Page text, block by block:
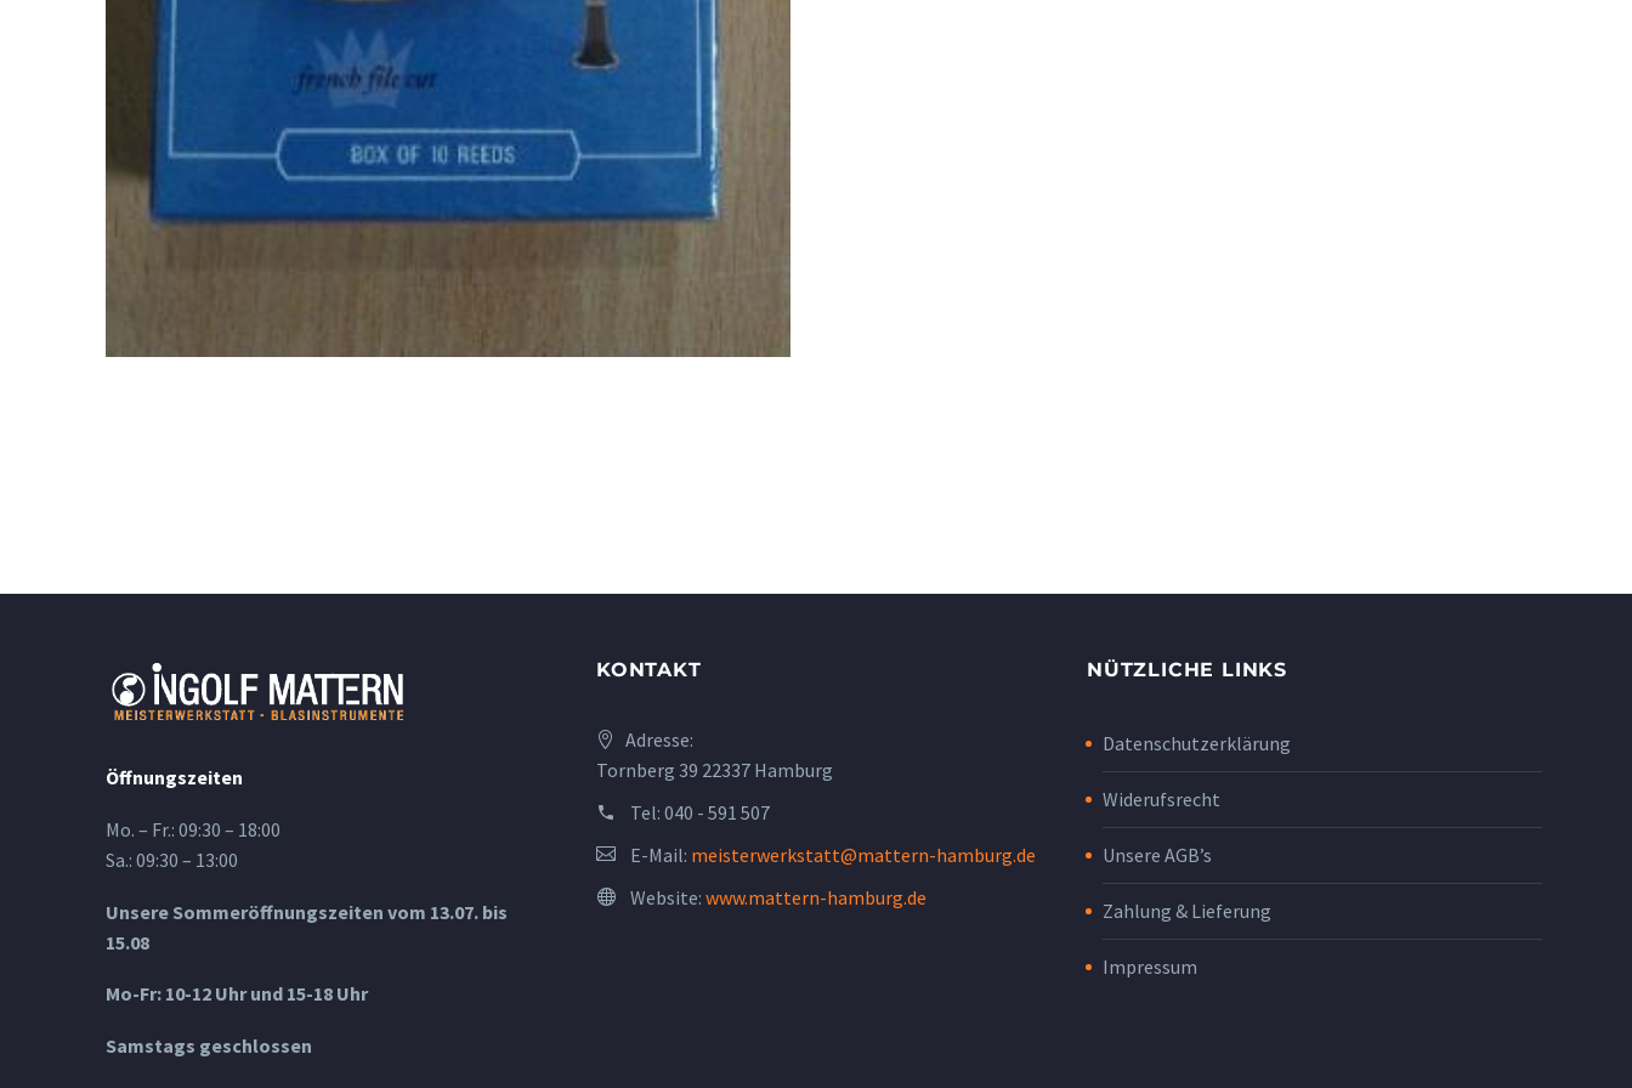
Öffnungszeiten
Mo. – Fr.: 09:30 – 18:00
Sa.: 09:30 – 13:00
Unsere Sommeröffnungszeiten vom 13.07. bis
15.08
Mo-Fr: 10-12 Uhr und 15-18 Uhr
Samstags geschlossen
KONTAKT
Adresse:
Tornberg 39 22337 Hamburg
Tel: 040 - 591 507
E-Mail: meisterwerkstatt@mattern-hamburg.de
Website: www.mattern-hamburg.de
NÜTZLICHE LINKS
Datenschutzerklärung
Widerufsrecht
Unsere AGB’s
Zahlung & Lieferung
Impressum